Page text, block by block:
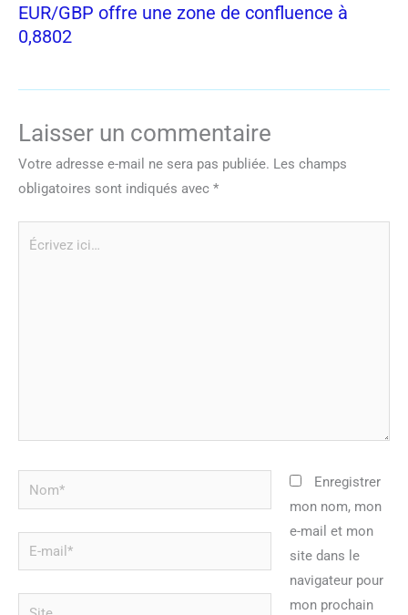
EUR/GBP offre une zone de confluence à
0,8802
Laisser un commentaire
Votre adresse e-mail ne sera pas publiée. Les champs
obligatoires sont indiqués avec *
Nom*
mail*
Site
Enregistrer
mon nom, mon
e-mail et mon
site dans le
navigateur pour
mon prochain